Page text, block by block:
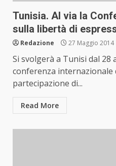
Tunisia. Al via la
sulla libertà di
Redazione 27 Maggio 2014
Si svolgerà a Tunisi dal 28
conferenza internazionale
partecipazione di...
Read More